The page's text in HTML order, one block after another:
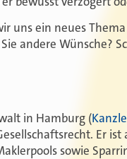
uns ein neues
andere Wünsche?
in Hamburg (
Er
sowie